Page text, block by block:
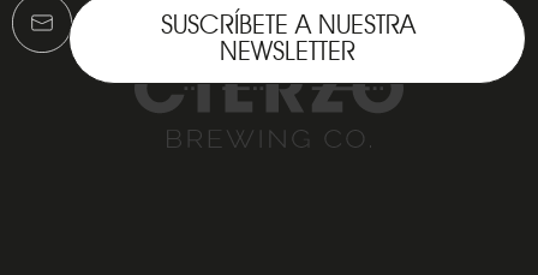
SUSCRÍBETE A NUESTRA
NEWSLETTER